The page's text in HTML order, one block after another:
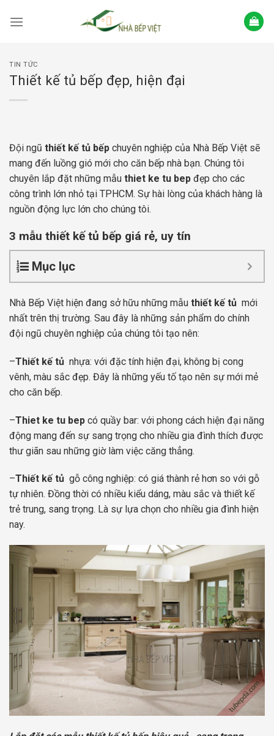
TIN TỨC
Thiết kế tủ bếp đẹp, hiện đại
Đội ngũ thiết kế tủ bếp chuyên nghiệp của Nhà Bếp Việt sẽ
mang đến luồng gió mới cho căn bếp nhà bạn. Chúng tôi
chuyên lắp đặt những mẫu thiet ke tu bep đẹp cho các
công trình lớn nhỏ tại TPHCM. Sự hài lòng của khách hàng là
nguồn động lực lớn cho chúng tôi.
3 mẫu thiết kế tủ bếp giá rẻ, uy tín
Mục lục
Nhà Bếp Việt hiện đang sở hữu những mẫu thiết kế tủ mới
nhất trên thị trường. Sau đây là những sản phẩm do chính
đội ngũ chuyên nghiệp của chúng tôi tạo nên:
–Thiết kế tủ nhựa: với đặc tính hiện đại, không bị cong
vênh, màu sắc đẹp. Đây là những yếu tố tạo nên sự mới mẻ
cho căn bếp.
–Thiet ke tu bep có quầy bar: với phong cách hiện đại năng
động mang đến sự sang trọng cho nhiều gia đình thích được
thư giãn sau những giờ làm việc căng thẳng.
–Thiết kế tủ gỗ công nghiệp: có giá thành rẻ hơn so với gỗ
tự nhiên. Đồng thời có nhiều kiểu dáng, màu sắc và thiết kế
trẻ trung, sang trọng. Là sự lựa chọn cho nhiều gia đình hiện
nay.